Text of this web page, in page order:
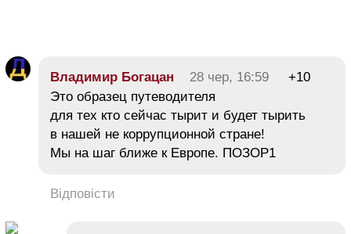
Владимир Богацан 28 чер, 16:59
+10
Это образец путеводителя
для тех кто сейчас тырит и будет тырить
в нашей не коррупционной стране!
Мы на шаг ближе к Европе. ПОЗОР1
Відповісти